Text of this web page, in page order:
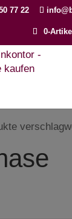
77 22
0-